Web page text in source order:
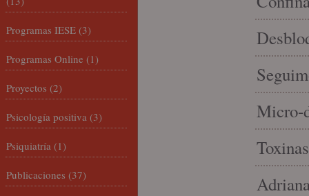
Micro-
Programas IESE (3)
Programas Online (1)
Proyectos (2)
Psicología positiva (3)
Psiquiatría (1)
Publicaciones (37)